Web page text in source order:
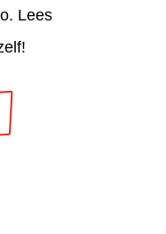
Lees